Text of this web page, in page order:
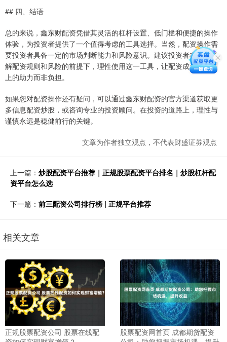
## 四、结语
总的来说，鑫东财配资凭借其灵活的杠杆设置、低门槛和便捷的操作
体验，为投资者提供了一个值得考虑的工具选择。当然，配资操作需
要投资者具备一定的市场判断能力和风险意识。建议投资者在充分了
解配资规则和风险的前提下，理性使用这一工具，让配资成为投资路
上的助力而非负担。
如果您对配资操作还有疑问，可以通过鑫东财配资的官方渠道获取更
多信息配资炒股，或咨询专业的投资顾问。在投资的道路上，理性与
谨慎永远是稳健前行的关键。
文章为作者独立观点，不代表财盛证券观点
上一篇： 炒股配资平台推荐｜正规股票配资平台排名｜炒股杠杆配
资平台怎么选
下一篇： 前三配资公司排行榜 | 正规平台推荐
相关文章
正规股票配资公司 股票在线配
股票配资网首页 成都期货配资